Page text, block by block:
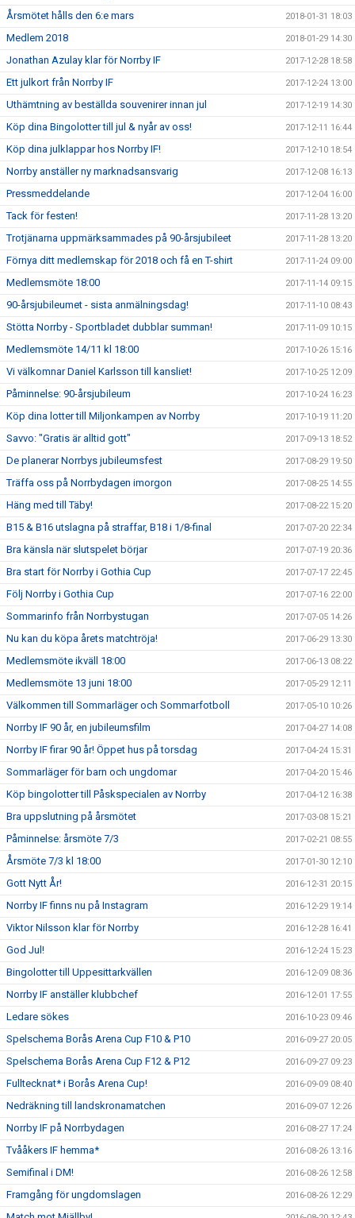
Årsmötet hålls den 6:e mars 2018-01-31 18:03
Medlem 2018 2018-01-29 14:30
Jonathan Azulay klar för Norrby IF 2017-12-28 18:58
Ett julkort från Norrby IF 2017-12-24 13:00
Uthämtning av beställda souvenirer innan jul 2017-12-19 14:30
Köp dina Bingolotter till jul & nyår av oss! 2017-12-11 16:44
Köp dina julklappar hos Norrby IF! 2017-12-10 18:54
Norrby anställer ny marknadsansvarig 2017-12-08 16:13
Pressmeddelande 2017-12-04 16:00
Tack för festen! 2017-11-28 13:20
Trotjänarna uppmärksammades på 90-årsjubileet 2017-11-28 13:20
Förnya ditt medlemskap för 2018 och få en T-shirt 2017-11-24 09:00
Medlemsmöte 18:00 2017-11-14 09:15
90-årsjubileumet - sista anmälningsdag! 2017-11-10 08:43
Stötta Norrby - Sportbladet dubblar summan! 2017-11-09 10:15
Medlemsmöte 14/11 kl 18:00 2017-10-26 15:16
Vi välkomnar Daniel Karlsson till kansliet! 2017-10-25 12:09
Påminnelse: 90-årsjubileum 2017-10-24 16:23
Köp dina lotter till Miljonkampen av Norrby 2017-10-19 11:20
Savvo: "Gratis är alltid gott" 2017-09-13 18:52
De planerar Norrbys jubileumsfest 2017-08-29 19:50
Träffa oss på Norrbydagen imorgon 2017-08-25 14:55
Häng med till Täby! 2017-08-22 15:20
B15 & B16 utslagna på straffar, B18 i 1/8-final 2017-07-20 22:34
Bra känsla när slutspelet börjar 2017-07-19 20:36
Bra start för Norrby i Gothia Cup 2017-07-17 22:45
Följ Norrby i Gothia Cup 2017-07-16 22:00
Sommarinfo från Norrbystugan 2017-07-05 14:26
Nu kan du köpa årets matchtröja! 2017-06-29 13:30
Medlemsmöte ikväll 18:00 2017-06-13 08:22
Medlemsmöte 13 juni 18:00 2017-05-29 12:11
Välkommen till Sommarläger och Sommarfotboll 2017-05-10 10:26
Norrby IF 90 år, en jubileumsfilm 2017-04-27 14:08
Norrby IF firar 90 år! Öppet hus på torsdag 2017-04-24 15:31
Sommarläger för barn och ungdomar 2017-04-20 15:46
Köp bingolotter till Påskspecialen av Norrby 2017-04-12 16:38
Bra uppslutning på årsmötet 2017-03-08 15:21
Påminnelse: årsmöte 7/3 2017-02-21 08:55
Årsmöte 7/3 kl 18:00 2017-01-30 12:10
Gott Nytt År! 2016-12-31 20:15
Norrby IF finns nu på Instagram 2016-12-29 19:14
Viktor Nilsson klar för Norrby 2016-12-28 16:41
God Jul! 2016-12-24 15:23
Bingolotter till Uppesittarkvällen 2016-12-09 08:36
Norrby IF anställer klubbchef 2016-12-01 17:55
Ledare sökes 2016-10-23 09:46
Spelschema Borås Arena Cup F10 & P10 2016-09-27 20:05
Spelschema Borås Arena Cup F12 & P12 2016-09-27 09:23
Fulltecknat* i Borås Arena Cup! 2016-09-09 08:40
Nedräkning till landskronamatchen 2016-09-07 12:26
Norrby IF på Norrbydagen 2016-08-27 17:24
Tvååkers IF hemma* 2016-08-26 13:16
Semifinal i DM! 2016-08-26 12:58
Framgång för ungdomslagen 2016-08-26 12:29